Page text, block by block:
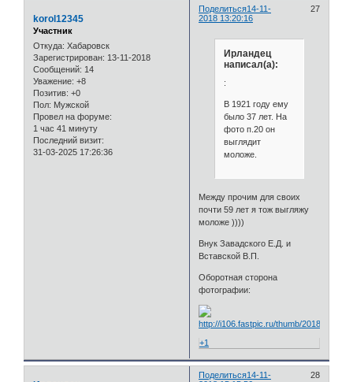
Поделиться 27
14-11-
2018 13:20:16
korol12345
Участник
Откуда: Хабаровск
Зарегистрирован: 13-11-2018
Сообщений: 14
Уважение: +8
Позитив: +0
Пол: Мужской
Провел на форуме:
1 час 41 минуту
Последний визит:
31-03-2025 17:26:36
Ирландец
написал(а):
:
В 1921 году ему
было 37 лет. На
фото п.20 он
выглядит
моложе.
Между прочим для своих
почти 59 лет я тож выгляжу
моложе ))))
Внук Завадского Е.Д. и
Вставской В.П.
Оборотная сторона
фотографии:
+1
Поделиться 28
14-11-